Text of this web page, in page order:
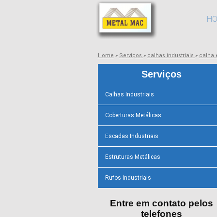
Home » Serviços » calhas industriais » calha
Serviços
Calhas Industriais
Coberturas Metálicas
Escadas Industriais
Estruturas Metálicas
Rufos Industriais
Entre em contato pelos
telefones